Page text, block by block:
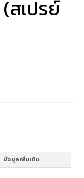
(สเปรย์
ข้อมูลเพิ่มเติม